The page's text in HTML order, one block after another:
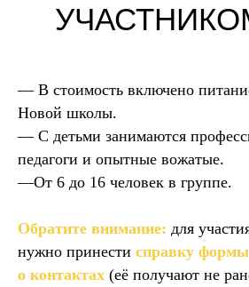
— В стоимость включено
Новой школы.
— С детьми занимаются
педагоги и опытные вожатые.
—От 6 до 16 человек в группе.
Обратите внимание: для
нужно принести справку
о контактах (её получают не